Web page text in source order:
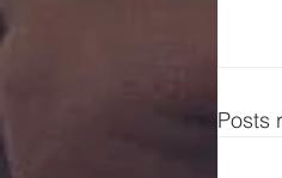
Posts